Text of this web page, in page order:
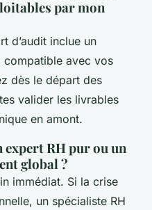
par mon
d’audit inclue un
compatible avec vos
dès le départ des
valider les livrables
en amont.
RH pur ou un
global ?
immédiat. Si la crise
un spécialiste RH